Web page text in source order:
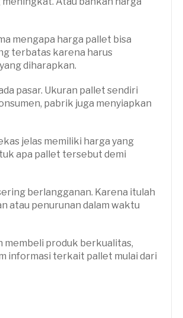
mengapa harga pallet bisa
terbatas karena harus
diharapkan.
pasar. Ukuran pallet sendiri
pabrik juga menyiapkan
jelas memiliki harga yang
apa pallet tersebut demi
berlangganan. Karena itulah
atau penurunan dalam waktu
membeli produk berkualitas,
informasi terkait pallet mulai dari